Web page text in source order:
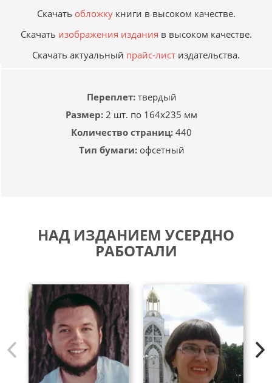
Скачать обложкукниги в высоком качестве.
Скачать изображения издания в высоком качестве.
Скачать актуальный прайс-лист издательства.
Переплет:твердый
Размер: 2 шт. по 164х235 мм
Количество страниц: 440
Тип бумаги:офсетный
НАД ИЗДАНИЕМ УСЕРДНО
РАБОТАЛИ